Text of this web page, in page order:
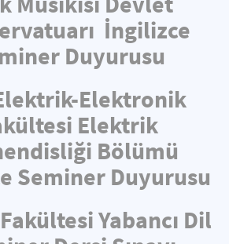
İngilizce
Duyurusu
Elektronik
Elektrik
Bölümü
Seminer Duyurusu
Yabancı Dil